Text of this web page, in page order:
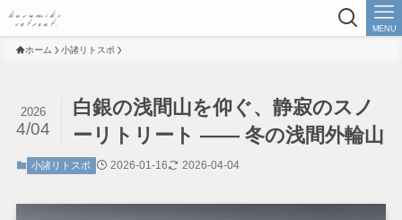
MENU
ホーム 小諸リトスポ
白銀の浅間山を仰ぐ、静寂のスノ
ーリトリート —— 冬の浅間外輪山
2026
4/04
小諸リトスポ 2026-01-16 2026-04-04